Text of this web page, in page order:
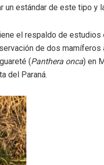
un estándar de este tipo y
el respaldo de
de dos
(Panthera onca) en
del Paraná.